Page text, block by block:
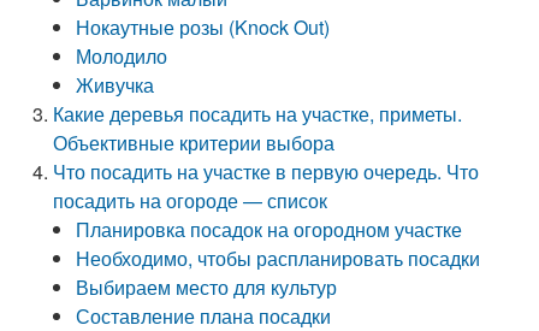
Нокаутные розы (Knock Out)
Молодило
Живучка
Какие деревья посадить на участке, приметы.
Объективные критерии выбора
Что посадить на участке в первую очередь. Что
посадить на огороде — список
Планировка посадок на огородном участке
Необходимо, чтобы распланировать посадки
Выбираем место для культур
Составление плана посадки